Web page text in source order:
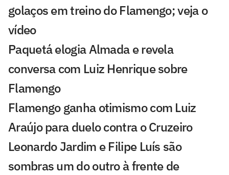
golaços em treino do Flamengo; veja o
vídeo
Paquetá elogia Almada e revela
conversa com Luiz Henrique sobre
Flamengo
Flamengo ganha otimismo com Luiz
Araújo para duelo contra o Cruzeiro
Leonardo Jardim e Filipe Luís são
sombras um do outro à frente de